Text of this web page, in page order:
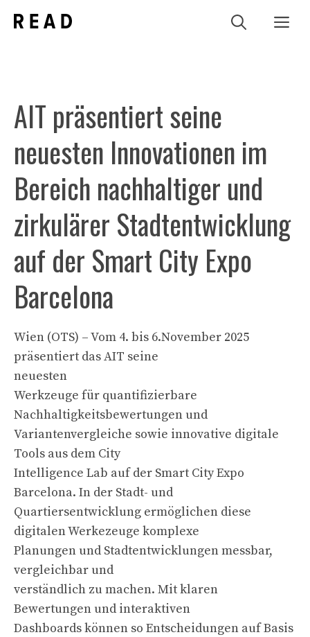
Inhalt
AIT präsentiert seine
neuesten Innovationen im
Bereich nachhaltiger und
zirkulärer Stadtentwicklung
auf der Smart City Expo
Barcelona
Wien (OTS) – Vom 4. bis 6.November 2025
präsentiert das AIT seine
neuesten
Werkzeuge für quantifizierbare
Nachhaltigkeitsbewertungen und
Variantenvergleiche sowie innovative digitale
Tools aus dem City
Intelligence Lab auf der Smart City Expo
Barcelona. In der Stadt- und
Quartiersentwicklung ermöglichen diese
digitalen Werkezeuge komplexe
Planungen und Stadtentwicklungen messbar,
vergleichbar und
verständlich zu machen. Mit klaren
Bewertungen und interaktiven
Dashboards können so Entscheidungen auf Basis